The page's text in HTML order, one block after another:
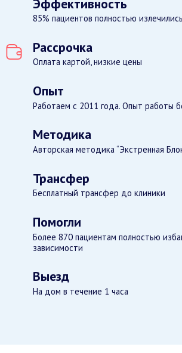
85% пациентов полностью
Рассрочка
Оплата картой, низкие цены
Опыт
Работаем с 2011 года. Опыт работы
Методика
Авторская методика “Экстренная
Трансфер
Бесплатный трансфер до клиники
Помогли
Более 870 пациентам полностью
зависимости
Выезд
На дом в течение 1 часа